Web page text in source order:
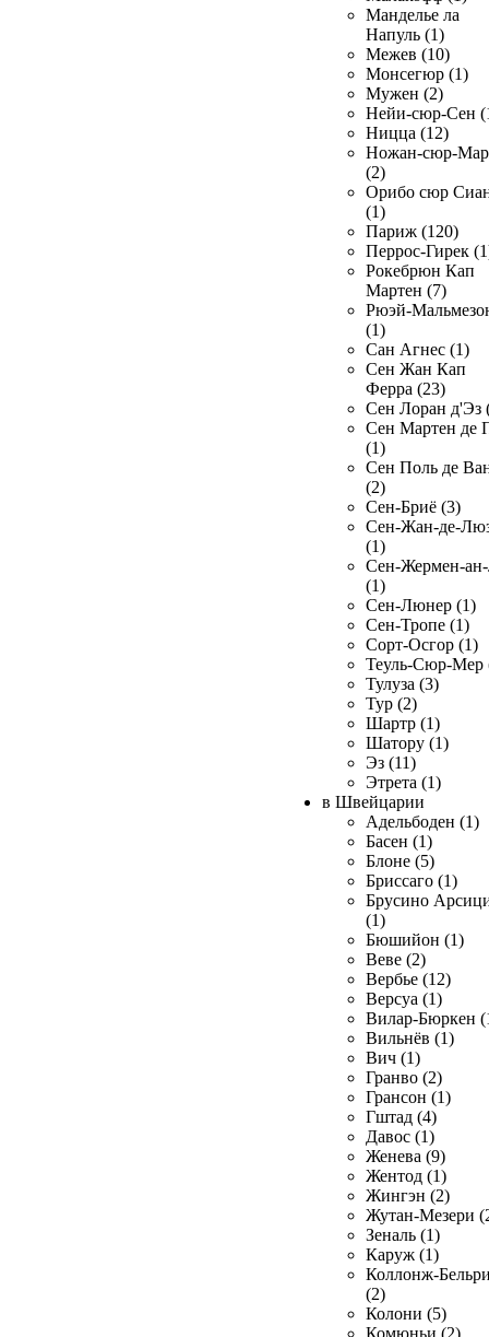
Манделье ла
Напуль (1)
Межев (10)
Монсегюр (1)
Мужен (2)
Нейи-сюр-Сен
Ницца (12)
Ножан-сюр-
(2)
Орибо сюр
(1)
Париж (120)
Перрос-Гирек
Рокебрюн Кап
Мартен (7)
Рюэй-
(1)
Сан Агнес (1)
Сен Жан Кап
Ферра (23)
Сен Лоран д'Эз
Сен Мартен де
(1)
Сен Поль де
(2)
Сен-Бриё (3)
Сен-Жан-де-
(1)
Сен-Жермен-
(1)
Сен-Люнер (1)
Сен-Тропе (1)
Сорт-Осгор (1)
Теуль-Сюр-Мер
Тулуза (3)
Тур (2)
Шартр (1)
Шатору (1)
Эз (11)
Этрета (1)
в Швейцарии
Адельбоден (1)
Басен (1)
Блоне (5)
Бриссаго (1)
Брусино
(1)
Бюшийон (1)
Веве (2)
Вербье (12)
Версуа (1)
Вилар-Бюркен
Вильнёв (1)
Вич (1)
Гранво (2)
Грансон (1)
Гштад (4)
Давос (1)
Женева (9)
Жентод (1)
Жингэн (2)
Жутан-Мезери
Зеналь (1)
Каруж (1)
Коллонж-
(2)
Колони (5)
Комюньи (2)